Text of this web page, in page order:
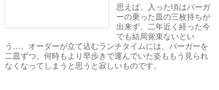
思えば、入った頃はバーガ
ーの乗った皿の三枚持ちが
出来ず、二年近く経った今
でも結局覚束ないとい
う…。オーダーが立て込むランチタイムには、バーガーを
二皿ずつ、何時もより早歩きで運んでいた姿ももう見られ
なくなってしまうと思うと寂しいものです。